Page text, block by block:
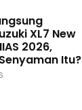
XL7 New
2026,
Itu?